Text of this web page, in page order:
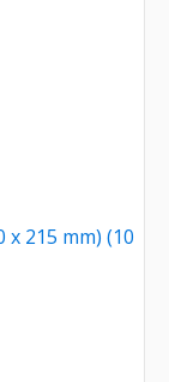
x 215 mm) (10